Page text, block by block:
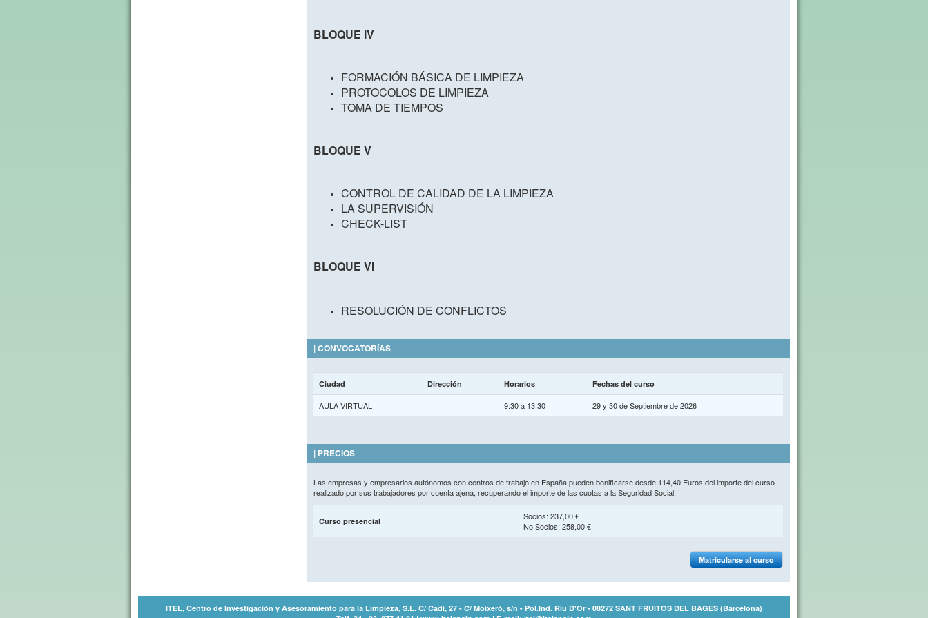
BLOQUE IV
FORMACIÓN BÁSICA DE LIMPIEZA
PROTOCOLOS DE LIMPIEZA
TOMA DE TIEMPOS
BLOQUE V
CONTROL DE CALIDAD DE LA LIMPIEZA
LA SUPERVISIÓN
CHECK-LIST
BLOQUE VI
RESOLUCIÓN DE CONFLICTOS
| CONVOCATORÍAS
Ciudad Dirección Horarios Fechas del curso
AULA VIRTUAL 9:30 a 13:30 29 y 30 de Septiembre de 2026
| PRECIOS
Las empresas y empresarios autónomos con centros de trabajo en España pueden bonificarse desde 114,40 Euros del importe del curso
realizado por sus trabajadores por cuenta ajena, recuperando el importe de las cuotas a la Seguridad Social.
Curso presencial
Socios: 237,00 €
No Socios: 258,00 €
Matricularse al curso
ITEL, Centro de Investigación y Asesoramiento para la Limpieza, S.L. C/ Cadí, 27 - C/ Moixeró, s/n - Pol.Ind. Riu D'Or - 08272 SANT FRUITOS DEL BAGES (Barcelona)